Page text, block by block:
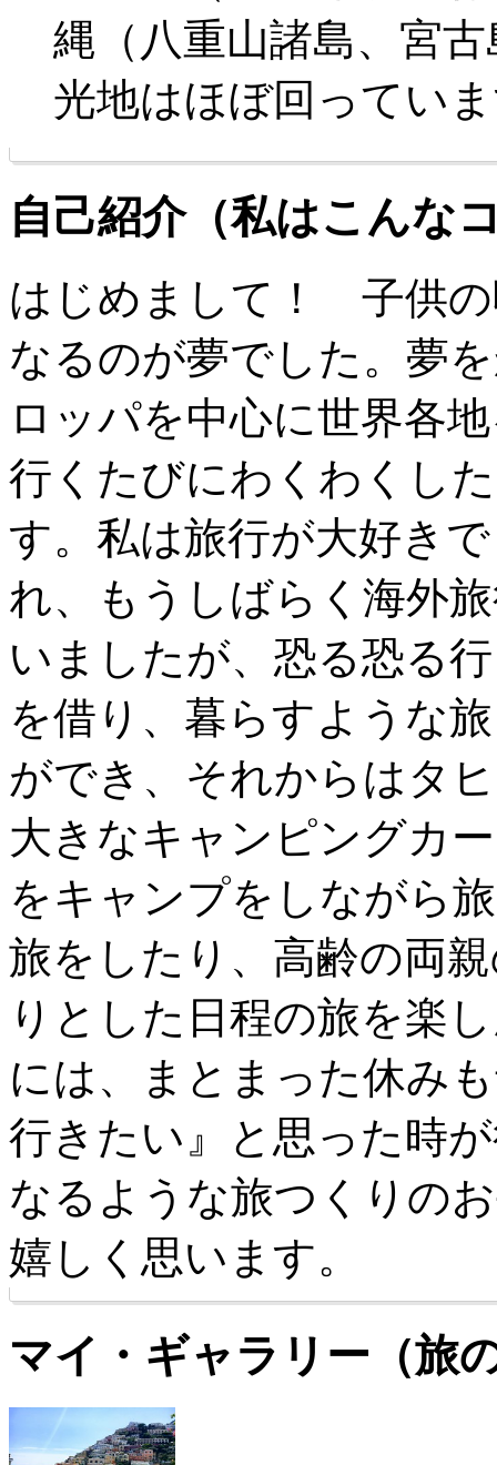
縄（八重山諸島、宮
光地はほぼ回ってい
自己紹介（私はこんな
はじめまして！ 子供の
なるのが夢でした。夢
ロッパを中心に世界各
行くたびにわくわくし
す。私は旅行が大好き
れ、もうしばらく海外
いましたが、恐る恐る
を借り、暮らすような
ができ、それからはタ
大きなキャンピングカ
をキャンプをしながら
旅をしたり、高齢の両
りとした日程の旅を楽
には、まとまった休み
行きたい』と思った時
なるような旅つくりの
嬉しく思います。
マイ・ギャラリー（旅